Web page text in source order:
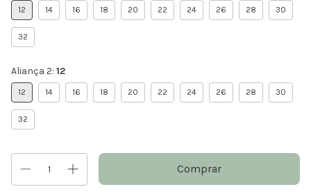
12 14 16 18 20 22 24 26 28 30
32
Aliança 2: 12
12 14 16 18 20 22 24 26 28 30
32